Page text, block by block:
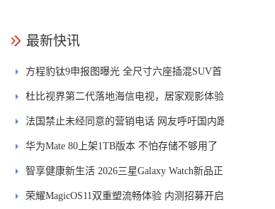
最新快讯
方程豹钛9申报图曝光 全尺寸六座插混SUV首
发DMS
杜比视界第二代落地海信电视，居家观影体验
能迎来哪些升级？
法国禁止未经同意的营销电话 网友呼吁国内跟
进
华为Mate 80上架1TB版本 不怕存储不够用了
智享健康新生活 2026三星Galaxy Watch新品正
式开售
荣耀MagicOS11双重塑流畅体验 内测招募开启